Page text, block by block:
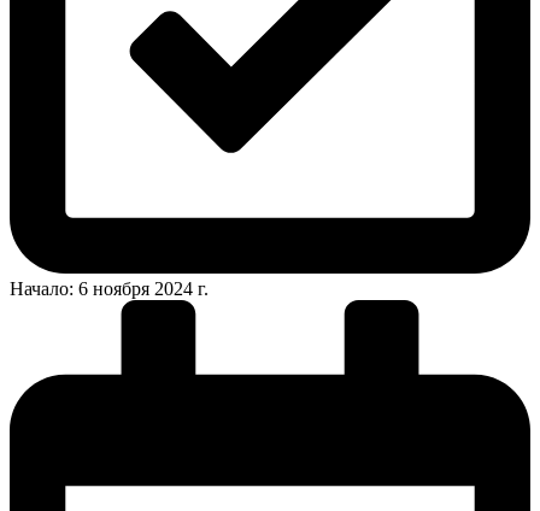
Начало: 6 ноября 2024 г.